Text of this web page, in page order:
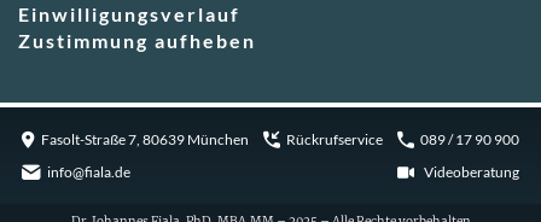
Einwilligungsverlauf
Zustimmung aufheben
Fasolt-Straße 7, 80639 München Rückrufservice
089 / 17 90 900
info@fiala.de
Videoberatung